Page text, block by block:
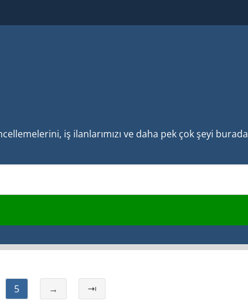
iş ilanlarımızı ve daha pek çok şeyi burada
5 → ⇥